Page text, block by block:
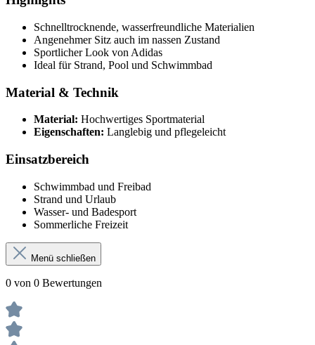
Schnelltrocknende, wasserfreundliche Materialien
Angenehmer Sitz auch im nassen Zustand
Sportlicher Look von Adidas
Ideal für Strand, Pool und Schwimmbad
Material & Technik
Material: Hochwertiges Sportmaterial
Eigenschaften: Langlebig und pflegeleicht
Einsatzbereich
Schwimmbad und Freibad
Strand und Urlaub
Wasser- und Badesport
Sommerliche Freizeit
Menü schließen
0 von 0 Bewertungen